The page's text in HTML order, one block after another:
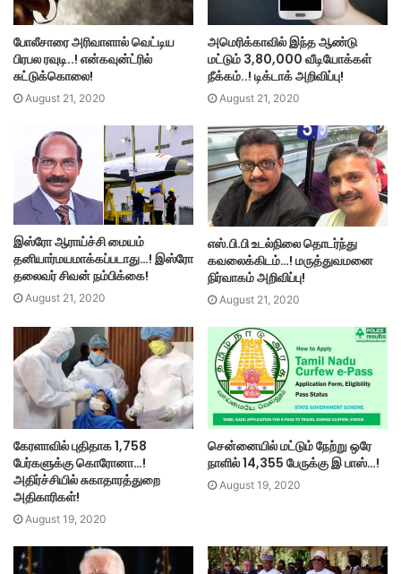
போலீசாரை அரிவாளால் வெட்டிய
பிரபல ரவுடி..! என்கவுன்ட்ரில்
சுட்டுக்கொலை!
August 21, 2020
அமெரிக்காவில் இந்த ஆண்டு
மட்டும் 3,80,000 வீடியோக்கள்
நீக்கம்..! டிக்டாக் அறிவிப்பு!
August 21, 2020
இஸ்ரோ ஆராய்ச்சி மையம்
தனியார்மயமாக்கப்படாது…! இஸ்ரோ
தலைவர் சிவன் நம்பிக்கை!
August 21, 2020
எஸ்.பி.பி உடல்நிலை தொடர்ந்து
கவலைக்கிடம்…! மருத்துவமனை
நிர்வாகம் அறிவிப்பு!
August 21, 2020
கேரளாவில் புதிதாக 1,758
பேர்களுக்கு கொரோனா…!
அதிர்ச்சியில் சுகாதாரத்துறை
அதிகாரிகள்!
August 19, 2020
சென்னையில் மட்டும் நேற்று ஒரே
நாளில் 14,355 பேருக்கு இ பாஸ்…!
August 19, 2020